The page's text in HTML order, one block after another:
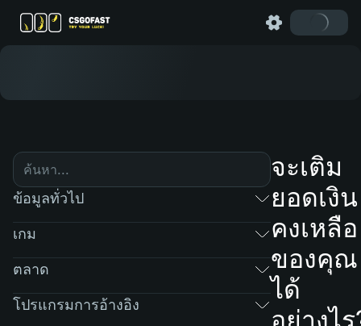
ข้อมูลทั่วไป
เกม
ตลาด
โปรแกรมการอ้างอิง
จะเติม
ยอดเงิน
คงเหลือ
ของคุณ
ได้